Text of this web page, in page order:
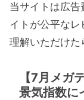
当サイトは広
イトが公平な
理解いただけた
【7月メガ
景気指数に